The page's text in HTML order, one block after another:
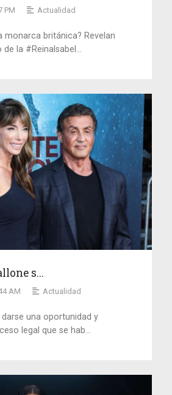
PM Actualidad
monarca británica? Revelan
la #ReinaIsabel...
s...
AM Actualidad
darse una oportunidad y
legal que se hab...